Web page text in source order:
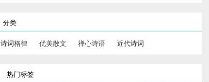
分类
诗词格律 优美散文 禅心诗语 近代诗词
热门标签